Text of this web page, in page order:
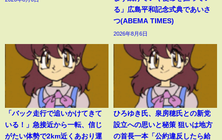
る」広島平和記念式典であいさ
つ(ABEMA TIMES)
2026年8月6日
「バック走行で追いかけてきて
いる！」急接近から一転、信じ
がたい体勢で2km近くあおり運
ひろゆき氏、泉房穂氏との新党
設立への思いと秘策 狙いは地方
の首長一本「公約違反したら給